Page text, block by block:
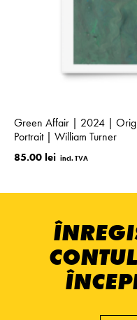
Green Affair | 2024 |
Portrait | William Turner
85.00 lei